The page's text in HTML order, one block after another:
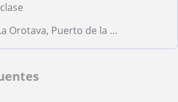
Los Realejos, La Orotava, Puerto de la Cruz, Santa Úrsula